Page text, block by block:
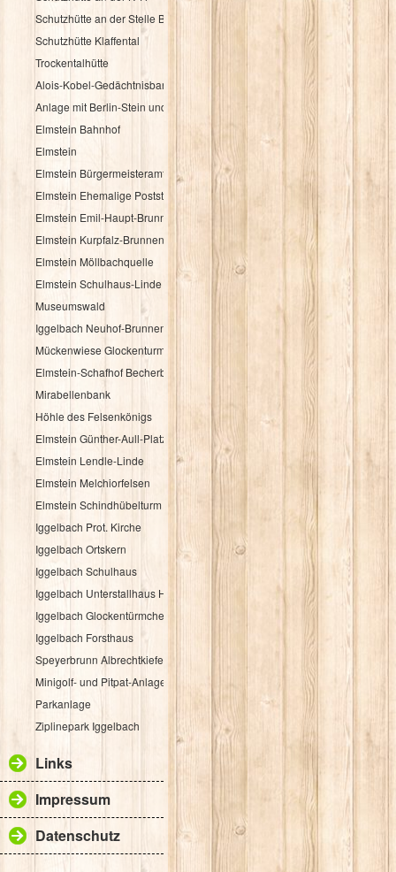
Schutzhütte an der Stelle Brandbuche
Schutzhütte Klaffental
Trockentalhütte
Alois-Kobel-Gedächtnisbank
Anlage mit Berlin-Stein und Flurkreuz
Elmstein Bahnhof
Elmstein
Elmstein Bürgermeisteramt
Elmstein Ehemalige Poststation
Elmstein Emil-Haupt-Brunnen
Elmstein Kurpfalz-Brunnen
Elmstein Möllbachquelle
Elmstein Schulhaus-Linde
Museumswald
Iggelbach Neuhof-Brunnen
Mückenwiese Glockenturm
Elmstein-Schafhof Becherbaum
Mirabellenbank
Höhle des Felsenkönigs
Elmstein Günther-Aull-Platz
Elmstein Lendle-Linde
Elmstein Melchiorfelsen
Elmstein Schindhübelturm
Iggelbach Prot. Kirche
Iggelbach Ortskern
Iggelbach Schulhaus
Iggelbach Unterstallhaus Hübelgasse 1
Iggelbach Glockentürmchen
Iggelbach Forsthaus
Speyerbrunn Albrechtkiefer
Minigolf- und Pitpat-Anlage
Parkanlage
Ziplinepark Iggelbach
Links
Impressum
Datenschutz